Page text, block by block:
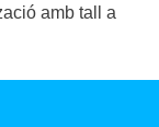
amb tall a